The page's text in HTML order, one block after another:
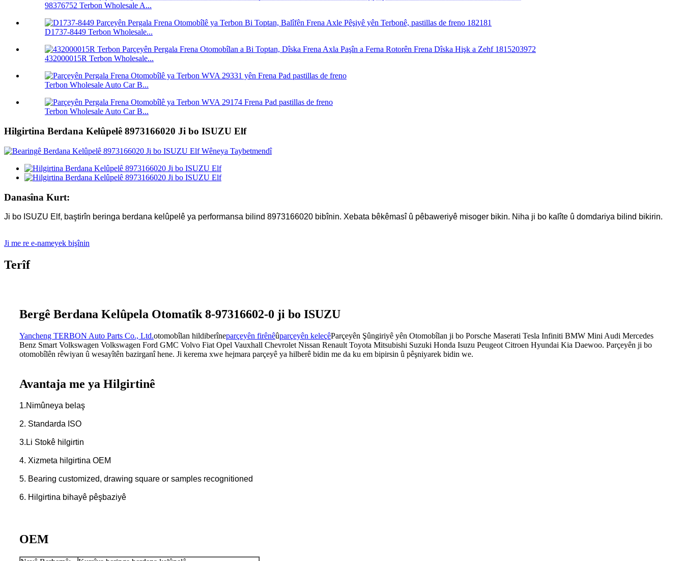
98376752 Terbon Wholesale A...
D1737-8449 Terbon Wholesale...
432000015R Terbon Wholesale...
Terbon Wholesale Auto Car B...
Terbon Wholesale Auto Car B...
Hilgirtina Berdana Kelûpelê 8973166020 Ji bo ISUZU Elf
Danasîna Kurt:
Ji bo ISUZU Elf, baştirîn beringa berdana kelûpelê ya performansa bilind 8973166020 bibînin. Xebata bêkêmasî û pêbaweriyê misoger bikin. Niha ji bo kalîte û domdariya bilind bikirin.
Ji me re e-nameyek bişînin
Terîf
Bergê Berdana Kelûpela Otomatîk 8-97316602-0 ji bo ISUZU
Yancheng TERBON Auto Parts Co., Ltd.otomobîlan hildiberîneparçeyên firênêûparçeyên keleçêParçeyên Şûngiriyê yên Otomobîlan ji bo Porsche Maserati Tesla Infiniti BMW Mini Audi Mercedes
Benz Smart Volkswagen Volkswagen Ford GMC Volvo Fiat Opel Vauxhall Chevrolet Nissan Renault Toyota Mitsubishi Suzuki Honda Isuzu Peugeot Citroen Hyundai Kia Daewoo. Parçeyên ji bo
otomobîlên rêwiyan û wesayîtên bazirganî hene. Ji kerema xwe hejmara parçeyê ya hilberê bidin me da ku em bipirsin û pêşniyarek bidin we.
Avantaja me ya Hilgirtinê
1.Nimûneya belaş
2. Standarda ISO
3.Li Stokê hilgirtin
4. Xizmeta hilgirtina OEM
5. Bearing customized, drawing square or samples recognitioned
6. Hilgirtina bihayê pêşbaziyê
OEM